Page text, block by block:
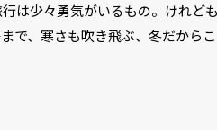
は少々勇気がいるもの。けれ
で、寒さも吹き飛ぶ、冬だから